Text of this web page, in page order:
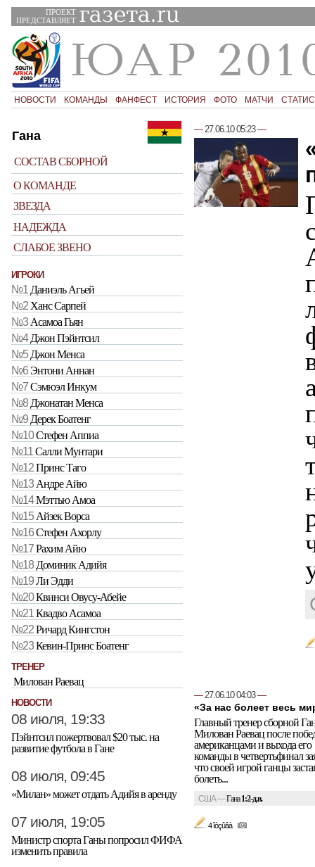
ПРОЕКТ
ПРЕДСТАВЛЯЕТ
НОВОСТИ КОМАНДЫ ФАНФЕСТ ИСТОРИЯ ФОТО МАТЧИ
Гана
СОСТАВ СБОРНОЙ
О КОМАНДЕ
ЗВЕЗДА
НАДЕЖДА
СЛАБОЕ ЗВЕНО
ИГРОКИ
№1 Даниэль Агьей
№2 Ханс Сарпей
№3 Асамоа Гьян
№4 Джон Пэйнтсил
№5 Джон Менса
№6Энтони Аннан
№7Сэмюэл Инкум
№8 Джонатан Менса
№9 Дерек Боатенг
№10Стефен Аппиа
№11Салли Мунтари
№12Принс Таго
№13 Андре Айю
№14Мэттью Амоа
№15 Айзек Ворса
№16Стефен Ахорлу
№17Рахим Айю
№18 Доминик Адийя
№19Ли Эдди
№20Квинси Овусу-Абейе
№21Квадво Асамоа
№22Ричард Кингстон
№23Кевин-Принс Боатенг
ТРЕНЕР
Милован Раевац
НОВОСТИ
08 июля, 19:33
Пэйнтсил пожертвовал $20 тыс. на
развитие футбола в Гане
08 июля, 09:45
«Милан» может отдать Адийя в аренду
07 июля, 19:05
Министр спорта Ганы попросил ФИФА
изменить правила
— 27.06.10 05:23—
—27.06.10 04:03—
«За нас болеет весь
Главный тренер сборной
Милован Раевац после
американцами и выхода его
команды в четвертьфинал
что своей игрой ганцы
болеть...
США—Гана1:2-д.в.
4 îòçûâà